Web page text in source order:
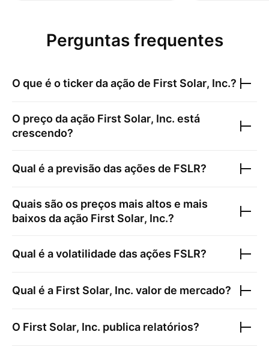
Perguntas frequentes
O que é o ticker da ação de First Solar, Inc.?
O preço da ação First Solar, Inc. está
crescendo?
Qual é a previsão das ações de FSLR?
Quais são os preços mais altos e mais
baixos da ação First Solar, Inc.?
Qual é a volatilidade das ações FSLR?
Qual é a First Solar, Inc. valor de mercado?
O First Solar, Inc. publica relatórios?